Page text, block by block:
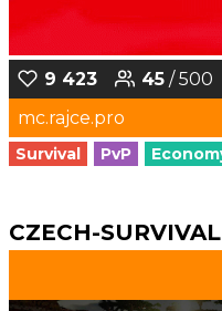
9 423 45 / 500
mc.rajce.pro
Survival PvP
CZECH-SURVIVAL